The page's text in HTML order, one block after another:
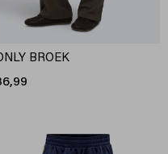
BROEK